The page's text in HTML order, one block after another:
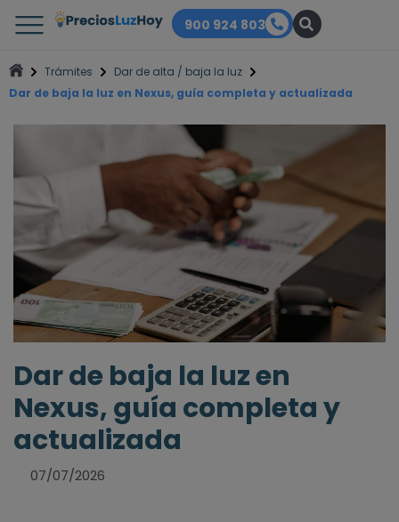
900 924 803
Trámites
Dar de alta / baja la luz
Dar de baja la luz en Nexus, guía completa y actualizada
Dar de baja la luz en
Nexus, guía completa y
actualizada
07/07/2026